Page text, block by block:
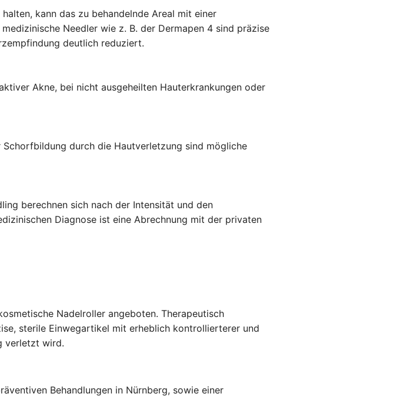
kann das zu behandelnde Areal mit einer
Needler wie z. B. der Dermapen 4 sind präzise
deutlich reduziert.
Akne, bei nicht ausgeheilten Hauterkrankungen oder
durch die Hautverletzung sind mögliche
berechnen sich nach der Intensität und den
Diagnose ist eine Abrechnung mit der privaten
Nadelroller angeboten. Therapeutisch
sterile Einwegartikel mit erheblich kontrollierterer und
verletzt wird.
Behandlungen in Nürnberg, sowie einer